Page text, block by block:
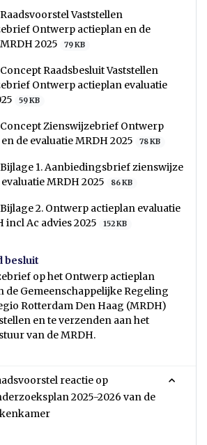
Raadsvoorstel Vaststellen
Ontwerp actieplan en de
2025
79 KB
Concept Raadsbesluit Vaststellen
Ontwerp actieplan evaluatie
59 KB
Concept Zienswijzebrief Ontwerp
de evaluatie MRDH 2025
78 KB
Bijlage 1. Aanbiedingsbrief zienswijze
MRDH 2025
86 KB
Bijlage 2. Ontwerp actieplan evaluatie
incl Ac advies 2025
152 KB
besluit
op het Ontwerp actieplan
de Gemeenschappelijke Regeling
Rotterdam Den Haag (MRDH)
en te verzenden aan het
van de MRDH.
reactie op
2025-2026 van de